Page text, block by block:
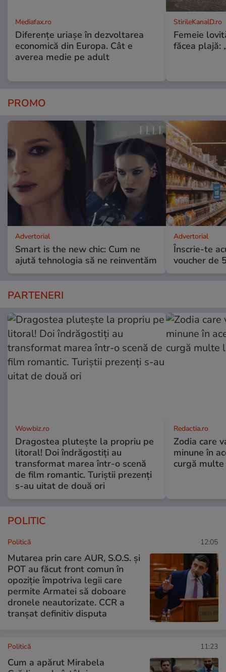
Mediafax.ro
Diferențe uriașe în dezvoltarea
economică din Europa. Cât e
averea medie pe adult
StirileKanalD.ro
Femeie
făcea plajă:
PROMO
Advertorial
Smart is the new chic: Cum ne
ajută tehnologia să ne reinventăm
Advertorial
Înscrie-te
voucher de
PARTENERI
Wowbiz.ro
Dragostea plutește la propriu pe
litoral! Doi îndrăgostiți au
transformat marea într-o scenă
de film romantic. Turiștii prezenți
s-au uitat de două ori
Redactia.ro
Zodia care
minune în
curgă
POLITIC
Politică 12:05
Mutarea prin care AUR, S.O.S. și
POT au făcut front comun în
opoziție împotriva legii care
permite Armatei să doboare
dronele neautorizate. CCR a
tranșat definitiv disputa
Politică 11:23
Cum a apărut Mirabela